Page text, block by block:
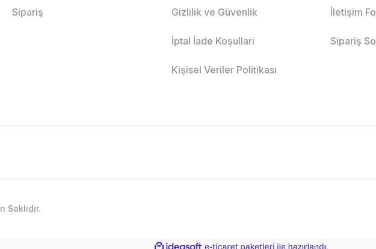
Sipariş Gizlilik ve Güvenlik
İptal İade Koşullari
Kişisel Veriler Politikası
İletişim
Sipariş
Saklıdır.
ideasoft e-